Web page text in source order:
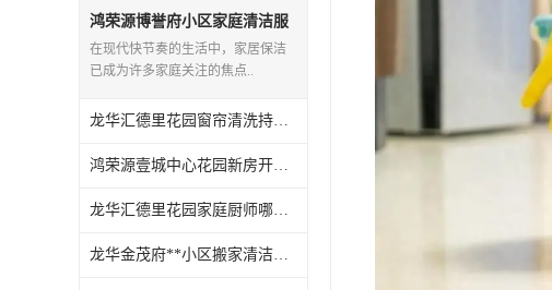
鸿荣源博誉府小区家庭清洁服
务怎么样
在现代快节奏的生活中，家居保洁
已成为许多家庭关注的焦点..
龙华汇德里花园窗帘清洗持证上岗
鸿荣源壹城中心花园新房开荒保洁怎么样
龙华汇德里花园家庭厨师哪家好
龙华金茂府**小区搬家清洁怎么样